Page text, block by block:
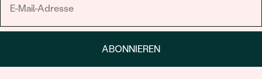
ABONNIEREN